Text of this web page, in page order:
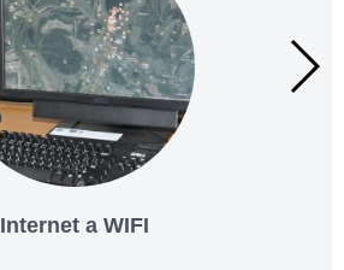
Internet a WIFI